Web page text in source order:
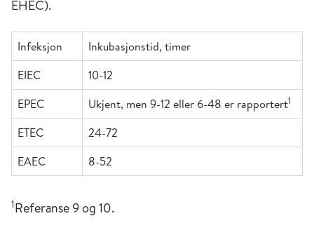
EHEC).
Infeksjon
Inkubasjonstid, timer
EIEC
10-12
EPEC
Ukjent, men 9-12 eller 6-48 er rapportert1
ETEC
24-72
EAEC
8-52
1Referanse 9 og 10.